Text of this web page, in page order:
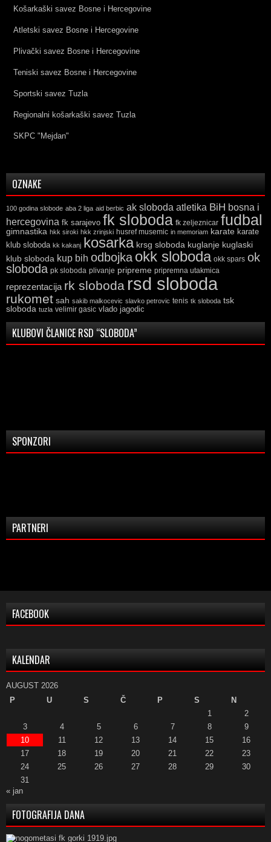
Košarkaški savez Bosne i Hercegovine
Atletski savez Bosne i Hercegovine
Plivački savez Bosne i Hercegovine
Teniski savez Bosne i Hercegovine
Sportski savez Tuzla
Regionalni košarkaški savez Tuzla
SKPC "Mejdan"
OZNAKE
100 godina slobode aba 2 liga aid berbic ak sloboda atletika BiH bosna i
hercegovina fk sarajevo fk sloboda fk zeljeznicar fudbal
gimnastika hkk siroki hkk zrinjski husref musemic in memoriam karate karate
klub sloboda kk kakanj kosarka krsg sloboda kuglanje kuglaski
klub sloboda kup bih odbojka okk sloboda okk spars ok
sloboda pk sloboda plivanje pripreme pripremna utakmica
reprezentacija rk sloboda rsd sloboda
rukomet sah sakib malkocevic slavko petrovic tenis tk sloboda tsk
sloboda tuzla velimir gasic vlado jagodic
KLUBOVI ČLANICE RSD “SLOBODA”
SPONZORI
PARTNERI
FACEBOOK
KALENDAR
AUGUST 2026
P
U S Č P S
N
1
2
3
4 5 6 7 8
9
10
11 12 13 14 15
16
17
18 19 20 21 22
23
24
25 26 27 28 29
30
31
« jan
FOTOGRAFIJA DANA